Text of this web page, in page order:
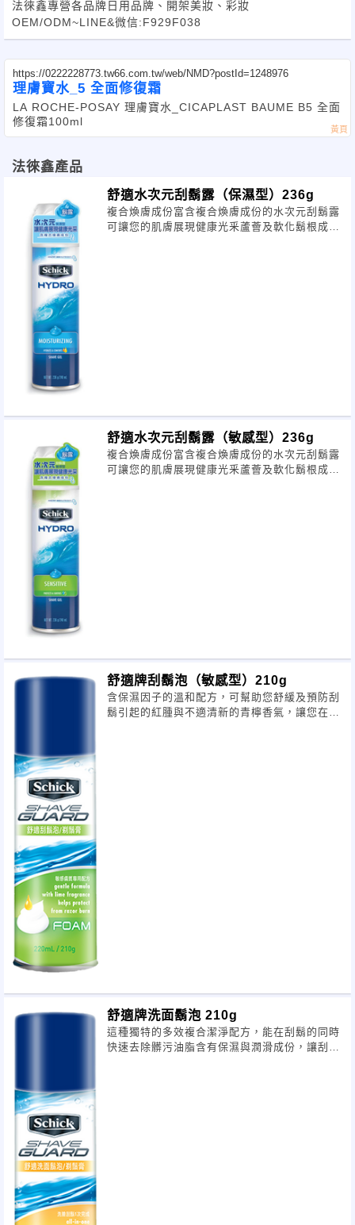
法徠鑫專營各品牌日用品牌、開架美妝、彩妝
OEM/ODM~LINE&微信:F929F038
https://0222228773.tw66.com.tw/web/NMD?postId=1248976
理膚寶水_5 全面修復霜
LA ROCHE-POSAY 理膚寶水_CICAPLAST BAUME B5 全面
修復霜100ml
法徠鑫產品
舒適水次元刮鬍露（保濕型）236g
複合煥膚成份富含複合煥膚成份的水次元刮鬍露
可讓您的肌膚展現健康光釆蘆薈及軟化鬍根成份
舒適水次元刮鬍露（敏感型）236g
複合煥膚成份富含複合煥膚成份的水次元刮鬍露
可讓您的肌膚展現健康光釆蘆薈及軟化鬍根成份
舒適牌刮鬍泡（敏感型）210g
含保濕因子的溫和配方，可幫助您舒緩及預防刮
鬍引起的紅腫與不適清新的青檸香氣，讓您在一
舒適牌洗面鬍泡 210g
這種獨特的多效複合潔淨配方，能在刮鬍的同時
快速去除髒污油脂含有保濕與潤滑成份，讓刮鬍